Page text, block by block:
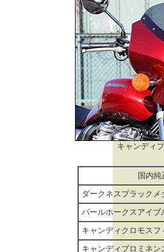
キャンディ
国内純
ダークネスブラックメ
パールホークスアイブ
キャンディクロモスフ
キャンディプロミネン